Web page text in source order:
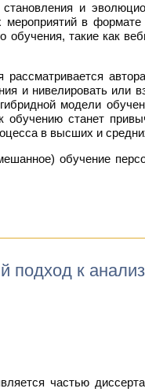
и
мероприятий в
такие как
рассматривается
и нивелировать
гибридной модели
станет
в высших и
обучение
подход к
частью